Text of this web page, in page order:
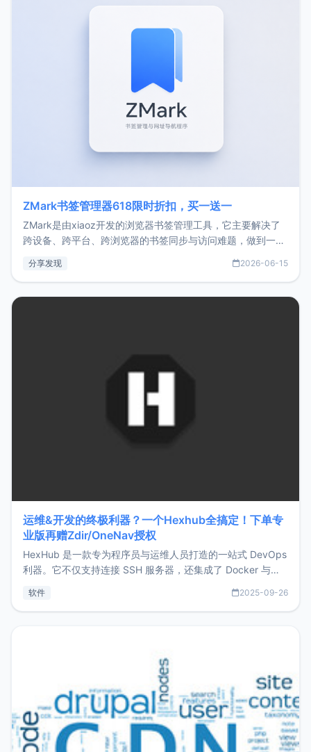
ZMark书签管理器618限时折扣，买一送一
ZMark是由xiaoz开发的浏览器书签管理工具，它主要解决了
跨设备、跨平台、跨浏览器的书签同步与访问难题，做到一处
用，让管理更高效。ZMark官网地址：
分享发现 2026-06-15
运维&开发的终极利器？一个Hexhub全搞定！下单专
业版再赠Zdir/OneNav授权
HexHub 是一款专为程序员与运维人员打造的一站式 DevOps
利器。它不仅支持连接 SSH 服务器，还集成了 Docker 与常
件间频繁切换，仅凭 HexHub 即可同时搞定运维与数据库操
软件 2025-09-26